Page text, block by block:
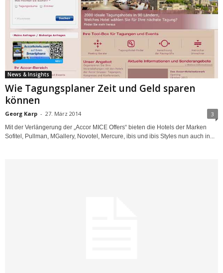
News & Insights
Wie Tagungsplaner Zeit und Geld sparen
können
Georg Karp - 27. März 2014 3
Mit der Verlängerung der „Accor MICE Offers“ bieten die Hotels der Marken
Sofitel, Pullman, MGallery, Novotel, Mercure, ibis und ibis Styles nun auch in...